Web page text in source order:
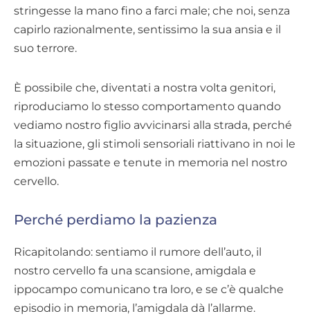
stringesse la mano fino a farci male; che noi, senza
capirlo razionalmente, sentissimo la sua ansia e il
suo terrore.
È possibile che, diventati a nostra volta genitori,
riproduciamo lo stesso comportamento quando
vediamo nostro figlio avvicinarsi alla strada, perché
la situazione, gli stimoli sensoriali riattivano in noi le
emozioni passate e tenute in memoria nel nostro
cervello.
Perché perdiamo la pazienza
Ricapitolando: sentiamo il rumore dell’auto, il
nostro cervello fa una scansione, amigdala e
ippocampo comunicano tra loro, e se c’è qualche
episodio in memoria, l’amigdala dà l’allarme.